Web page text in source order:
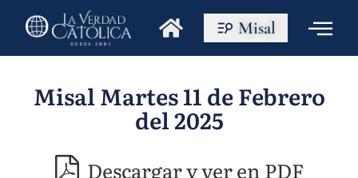
Misal
Misal Martes 11 de Febrero
del 2025
Descargar y ver en PDF